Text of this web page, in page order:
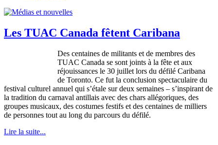
Les TUAC Canada fêtent Caribana
Des centaines de militants et de membres des
TUAC Canada se sont joints à la fête et aux
réjouissances le 30 juillet lors du défilé Caribana
de Toronto. Ce fut la conclusion spectaculaire du
festival culturel annuel qui s’étale sur deux semaines – s’inspirant de
la tradition du carnaval antillais avec des chars allégoriques, des
groupes musicaux, des costumes festifs et des centaines de milliers
de personnes tout au long du parcours du défilé.
Lire la suite...